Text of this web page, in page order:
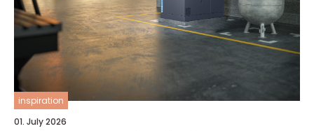
inspiration
01. July 2026